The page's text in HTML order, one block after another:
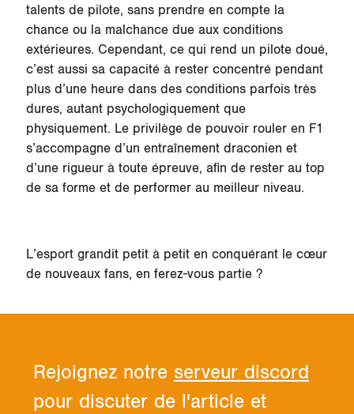
talents de pilote, sans prendre en compte la
chance ou la malchance due aux conditions
extérieures. Cependant, ce qui rend un pilote doué,
c’est aussi sa capacité à rester concentré pendant
plus d’une heure dans des conditions parfois très
dures, autant psychologiquement que
physiquement. Le privilège de pouvoir rouler en F1
s’accompagne d’un entraînement draconien et
d’une rigueur à toute épreuve, afin de rester au top
de sa forme et de performer au meilleur niveau.
L’esport grandit petit à petit en conquérant le cœur
de nouveaux fans, en ferez-vous partie ?
Rejoignez notre serveur discord
pour discuter de l'article et